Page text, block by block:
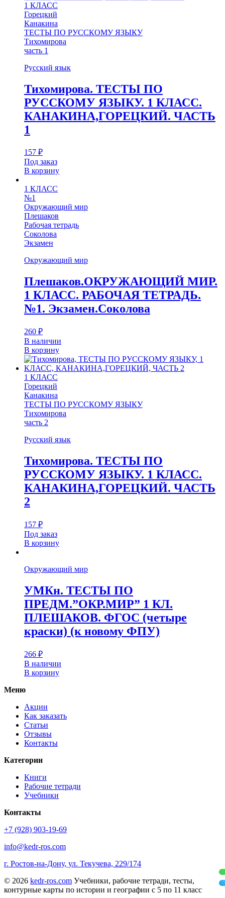
1 КЛАСС
Горецкий
Канакина
ТЕСТЫ ПО РУССКОМУ ЯЗЫКУ
Тихомирова
часть 1
Русский язык
Тихомирова. ТЕСТЫ ПО
РУССКОМУ ЯЗЫКУ. 1 КЛАСС.
КАНАКИНА,ГОРЕЦКИЙ. ЧАСТЬ
1
157 ₽
Под заказ
В корзину
1 КЛАСС
№1
Окружающий мир
Плешаков
Рабочая тетрадь
Соколова
Экзамен
Окружающий мир
Плешаков.ОКРУЖАЮЩИЙ МИР.
1 КЛАСС. РАБОЧАЯ ТЕТРАДЬ.
№1. Экзамен.Соколова
260 ₽
В наличии
В корзину
1 КЛАСС
Горецкий
Канакина
ТЕСТЫ ПО РУССКОМУ ЯЗЫКУ
Тихомирова
часть 2
Русский язык
Тихомирова. ТЕСТЫ ПО
РУССКОМУ ЯЗЫКУ. 1 КЛАСС.
КАНАКИНА,ГОРЕЦКИЙ. ЧАСТЬ
2
157 ₽
Под заказ
В корзину
Окружающий мир
УМКн. ТЕСТЫ ПО
ПРЕДМ.”ОКР.МИР” 1 КЛ.
ПЛЕШАКОВ. ФГОС (четыре
краски) (к новому ФПУ)
266 ₽
В наличии
В корзину
Меню
Акции
Как заказать
Статьи
Отзывы
Контакты
Категории
Книги
Рабочие тетради
Учебники
Контакты
+7 (928) 903-19-69
info@kedr-ros.com
г. Ростов-на-Дону, ул. Текучева, 229/174
© 2026 kedr-ros.com Учебники, рабочие тетради, тесты,
контурные карты по истории и географии с 5 по 11 класс